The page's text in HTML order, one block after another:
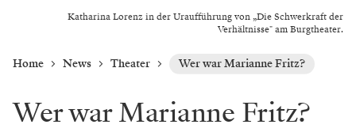
Katharina Lorenz in der Uraufführung von „Die Schwerkraft der
Verhältnisse" am Burgtheater.
Home News Theater Wer war Marianne Fritz?
Wer war Marianne Fritz?